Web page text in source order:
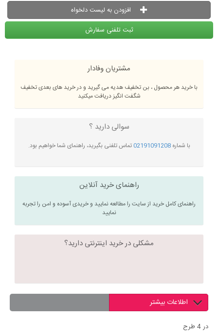
افزودن به لیست دلخواه
ثبت تلفنی سفارش
مشتریان وفادار
با خرید هر محصول ، بن تخفیف هدیه می گیرید و در خرید های بعدی تخفیف
شگفت انگیز دریافت میکنید
سوالی دارید ؟
با شماره02191091208تماس تلفنی بگیرید، راهنمای شما خواهیم بود.
راهنمای خرید آنلاین
راهنمای کامل خرید از سایت را مطالعه نمایید و خریدی آسوده و امن را تجربه
نمایید
مشکلی در خرید اینترنتی دارید؟
اطلاعات بیشتر
در 4 طرح